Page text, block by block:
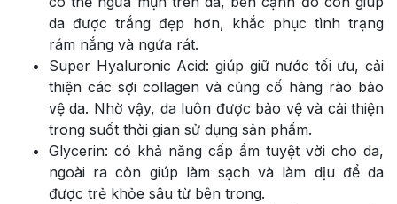
da được trắng đẹp hơn, khắc phục tình trạng
rám nắng và ngứa rát.
Super Hyaluronic Acid: giúp giữ nước tối ưu, cải
thiện các sợi collagen và củng cố hàng rào bảo
vệ da. Nhờ vậy, da luôn được bảo vệ và cải thiện
trong suốt thời gian sử dụng sản phẩm.
Glycerin: có khả năng cấp ẩm tuyệt vời cho da,
ngoài ra còn giúp làm sạch và làm dịu để da
được trẻ khỏe sâu từ bên trong.